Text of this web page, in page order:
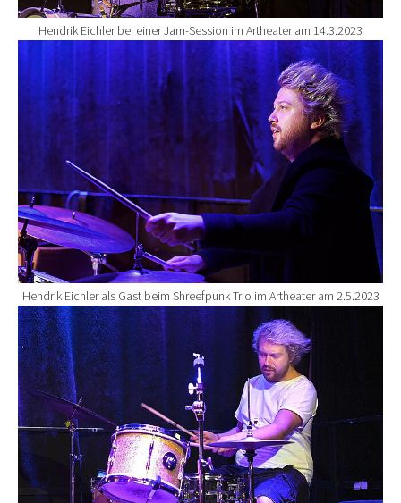
Hendrik Eichler bei einer Jam-Session im Artheater am 14.3.2023
Show larger version for:
Hendrik Eichler als Gast beim Shreefpunk Trio im Artheater am 2.5.2023
Show larger version for: